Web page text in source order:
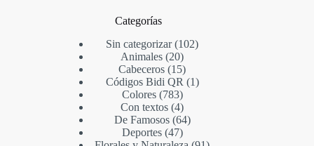
Categorías
Sin categorizar 102
Animales 20
Cabeceros 15
Códigos Bidi QR
1
Colores 783
Con textos 4
De Famosos 64
Deportes 47